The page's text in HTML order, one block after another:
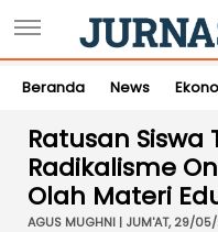
Beranda News
Ratusan Siswa
Radikalisme
Olah Materi
AGUS MUGHNI | JUM'AT, 29/